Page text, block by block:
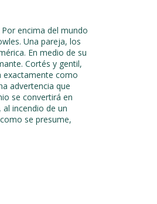
encima del mundo
Una pareja, los
En medio de su
Cortés y gentil,
exactamente como
advertencia que
se convertirá en
incendio de un
se presume,